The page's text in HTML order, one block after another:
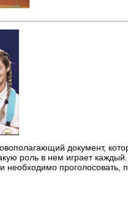
документ,
роль в нем играет
необходимо проголосовать,